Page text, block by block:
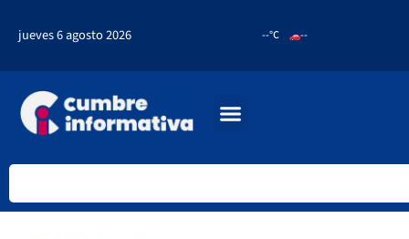
jueves 6 agosto 2026 --°C --